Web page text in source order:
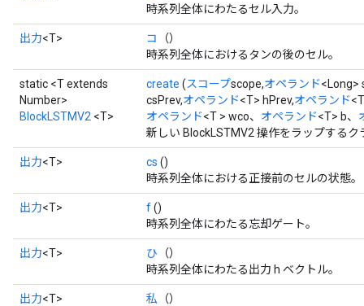
時系列全体にわたるセル入力。
出力<T> コ
（）
時系列全体におけるタンの後のセル。
static <T extends
Number>
BlockLSTMV2 <T>
create (スコープscope,オペランド<Long>
csPrev,オペランド<T> hPrev,オペランド
オペランド<T > wco、 オペランド<T> b、
新しい BlockLSTMV2 操作をラップする
出力<T> cs ()
時系列全体における正接前のセルの状態。
出力<T> f()
時系列全体にわたる忘却ゲート。
出力<T> ひ （）
時系列全体にわたる出力 h ベクトル。
出力<T> 私 （）